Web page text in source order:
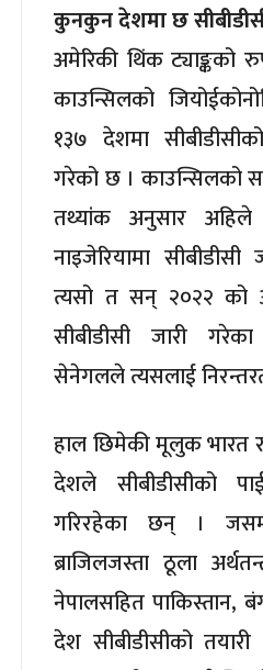
कुनकुन देशमा छ
अमेरिकी थिंक ट्याङ्कको
काउन्सिलको
१३७ देशमा
गरेको छ । काउन्सिलको
तथ्यांक अनुसार
नाइजेरियामा
त्यसो त सन् २०२२ को
सीबीडीसी जारी
सेनेगलले त्यसलाई
हाल छिमेकी मूलुक भारत
देशले सीबीडीसीको
गरिरहेका छन् ।
ब्राजिलजस्ता ठूला
नेपालसहित पाकिस्तान,
देश सीबीडीसीको